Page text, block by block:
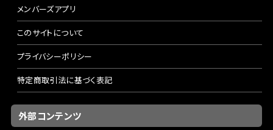
メンバーズアプリ
このサイトについて
プライバシーポリシー
特定商取引法に基づく表記
外部コンテンツ